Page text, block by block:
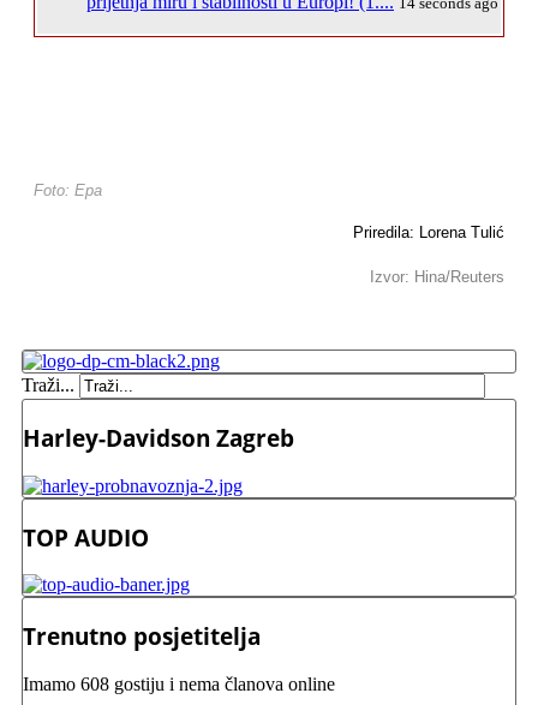
Foto: Epa
Priredila: Lorena Tulić
Izvor: Hina/Reuters
Traži...
Harley-Davidson Zagreb
TOP AUDIO
Trenutno posjetitelja
Imamo 608 gostiju i nema članova online